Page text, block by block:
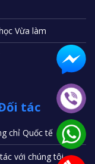
Vừa làm
tác
chỉ Quốc tế
với chúng tôi